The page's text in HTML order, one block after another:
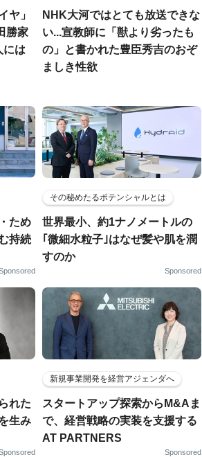
ヤ」
勝家
には
NHK大河ではとても放送できな
い...宣教師に「獣より劣ったも
の」と書かれた豊臣秀吉のおぞ
ましき性欲
ため
持続
その秘めたるポテンシャルとは
世界最小、約1ナノメートルの
｢微細水粒子｣はなぜ髪や肌を潤
すのか
Sponsored
れた
生み
新規事業開発を経営アジェンダへ
スタートアップ探索からM&Aま
で、経営戦略の実装を支援する
AT PARTNERS
Sponsored